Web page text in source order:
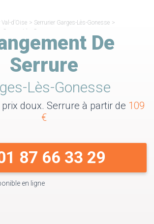
d’Oise > Serrurier Garges-Lès-Gonesse >
Lès-Gonesse
De
Serrure
Lès-Gonesse
doux. Serrure à partir de 109
€
87 66 33 29
en ligne